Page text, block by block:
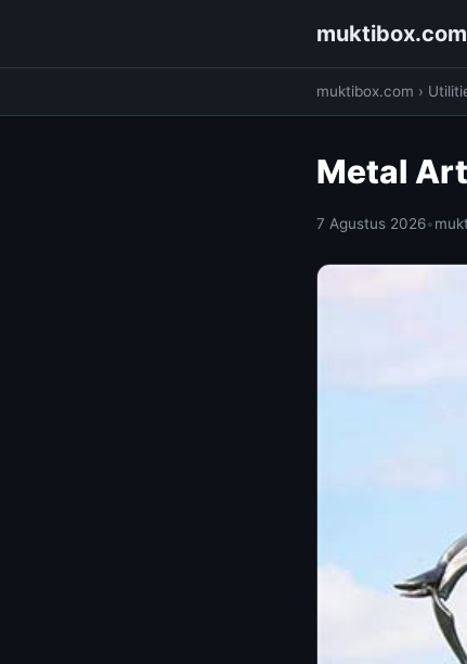
muktibox.com
muktibox.com ›
Metal
7 Agustus 2026•